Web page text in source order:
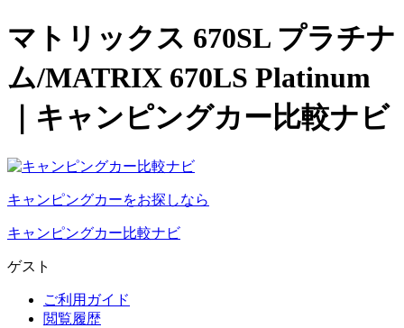
マトリックス 670SL プラチナ
ム/MATRIX 670LS Platinum
｜キャンピングカー比較ナビ
キャンピングカーをお探しなら
キャンピングカー比較ナビ
ゲスト
ご利用ガイド
閲覧履歴